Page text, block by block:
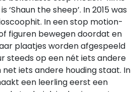
‘Shaun the sheep’. In 2015 was
In een stop motion-
figuren bewegen doordat en
plaatjes worden afgespeeld
steeds op een nét iets andere
iets andere houding staat. In
een leerling eerst een